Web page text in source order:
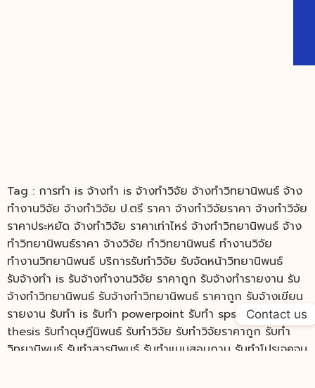
Tag : การทำ is จ้างทำ is จ้างทำวิจัย จ้างทำวิทยานิพนธ์ จ้าง
ทํางานวิจัย จ้างทําวิจัย ป.ตรี ราคา จ้างทําวิจัยราคา จ้างทําวิจัย
ราคาประหยัด จ้างทําวิจัย ราคาเท่าไหร่ จ้างทําวิทยานิพนธ์ จ้าง
ทําวิทยานิพนธ์ราคา จ้างวิจัย ทําวิทยานิพนธ์ ทำงานวิจัย
ทำงานวิทยานิพนธ์ บริการรับทำวิจัย รับจัดหน้าวิทยานิพนธ์
รับจ้างทำ is รับจ้างทํางานวิจัย ราคาถูก รับจ้างทํารายงาน รับ
จ้างทําวิทยานิพนธ์ รับจ้างทําวิทยานิพนธ์ ราคาถูก รับจ้างเขียน
รายงาน รับทำ is รับทำ powerpoint รับทำ spss รับทำ
thesis รับทำดุษฎีนิพนธ์ รับทำวิจัย รับทำวิจัยราคาถูก รับทำ
วิทยานิพนธ์ รับทำสารนิพนธ์ รับทำแบบสอบถาม รับทำโปรเจคจบ
Contact us